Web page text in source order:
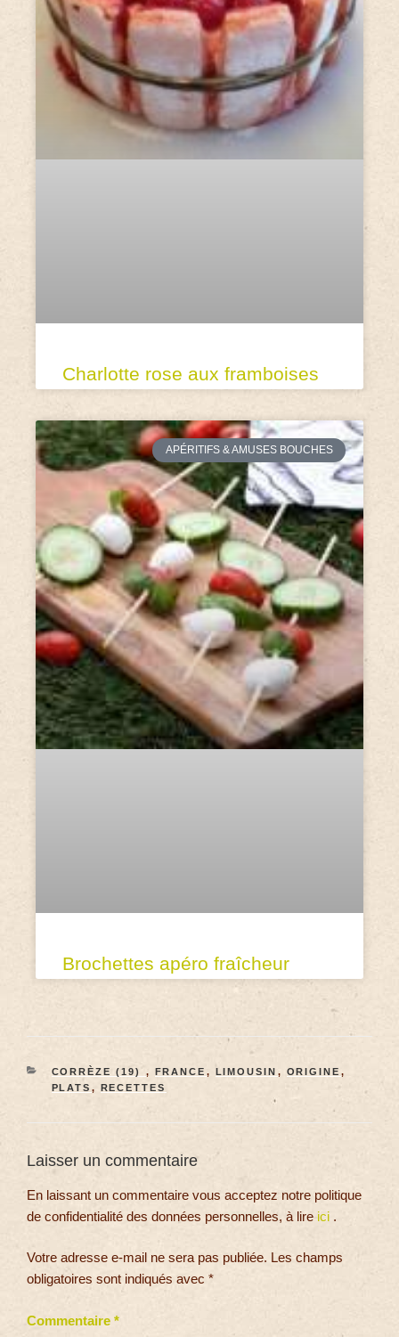
Charlotte rose aux framboises
APÉRITIFS & AMUSES BOUCHES
Brochettes apéro fraîcheur
CORRÈZE (19) , FRANCE , LIMOUSIN , ORIGINE ,
PLATS , RECETTES
Laisser un commentaire
En laissant un commentaire vous acceptez notre politique
de confidentialité des données personnelles, à lire ici .
Votre adresse e-mail ne sera pas publiée. Les champs
obligatoires sont indiqués avec *
Commentaire *